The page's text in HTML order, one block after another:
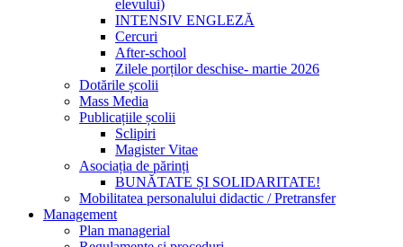
elevului)
INTENSIV ENGLEZĂ
Cercuri
After-school
Zilele porților deschise- martie 2026
Dotările școlii
Mass Media
Publicațiile școlii
Sclipiri
Magister Vitae
Asociația de părinți
BUNĂTATE ȘI SOLIDARITATE!
Mobilitatea personalului didactic / Pretransfer
Management
Plan managerial